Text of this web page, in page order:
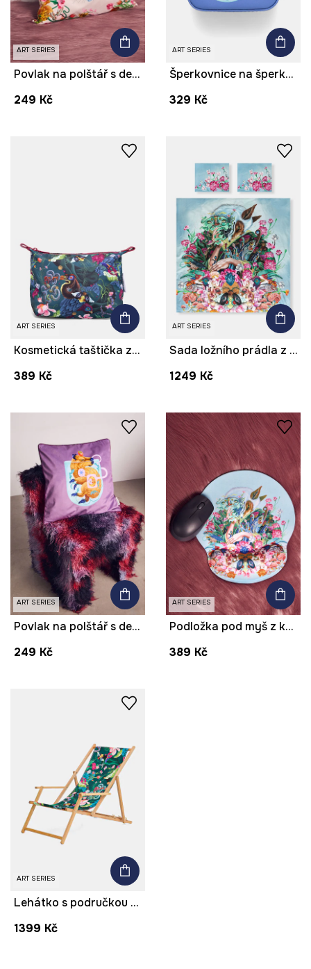
ART SERIES
Povlak na polštář s dekorací z kolekce Kit Mizeres x Medicine
249 Kč
ART SERIES
Šperkovnice na šperky z kolekce Kit Mizeres x Medicine
329 Kč
ART SERIES
Kosmetická taštička z kolekce Kit Mizeres x Medicine
389 Kč
ART SERIES
Sada ložního prádla z perkalové bavlny 160 x 200 cm z kolekce Kit Mizeres x Medicine
1249 Kč
ART SERIES
Povlak na polštář s dekorací z kolekce Kit Mizeres x Medicine
249 Kč
ART SERIES
Podložka pod myš z kolekce Kit Mizeres x Medicine
389 Kč
ART SERIES
Lehátko s područkou z bukového dřeva z kolekce Kit Mizeres x Medicine
1399 Kč